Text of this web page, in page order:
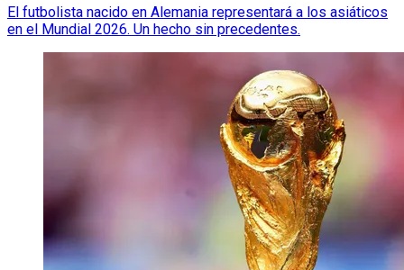
El futbolista nacido en Alemania representará a los asiáticos
en el Mundial 2026. Un hecho sin precedentes.